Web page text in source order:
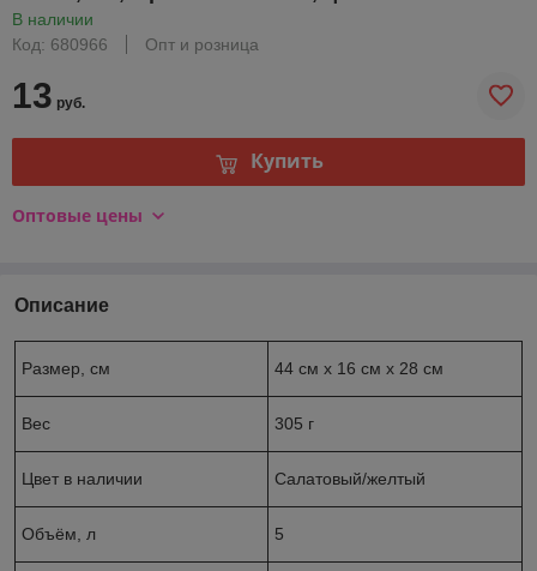
В наличии
Код: 680966
Опт и розница
13 руб.
Купить
Оптовые цены
Описание
Размер, см 44 см х 16 см х 28 см
Вес 305 г
Цвет в наличии Салатовый/желтый
Объём, л 5